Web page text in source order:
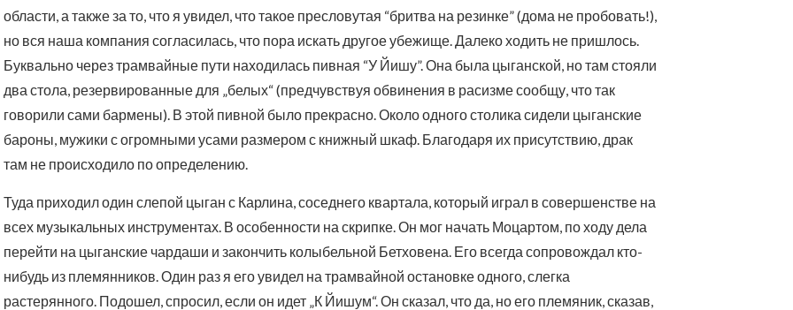
области, а также за то, что я увидел, что такое пресловутая “бритва на резинке” (дома не пробовать!),
но вся наша компания согласилась, что пора искать другое убежище. Далеко ходить не пришлось.
Буквально через трамвайные пути находилась пивная “У Йишу”. Она была цыганской, но там стояли
два стола, резервированные для „белых“ (предчувствуя обвинения в расизме сообщу, что так
говорили сами бармены). В этой пивной было прекрасно. Около одного столика сидели цыганские
бароны, мужики с огромными усами размером с книжный шкаф. Благодаря их присутствию, драк
там не происходило по определению.
Туда приходил один слепой цыган с Карлина, соседнего квартала, который играл в совершенстве на
всех музыкальных инструментах. В особенности на скрипке. Он мог начать Моцартом, по ходу дела
перейти на цыганские чардаши и закончить колыбельной Бетховена. Его всегда сопровождал кто-
нибудь из племянников. Один раз я его увидел на трамвайной остановке одного, слегка
растерянного. Подошел, спросил, если он идет „К Йишум“. Он сказал, что да, но его племяник, сказав,